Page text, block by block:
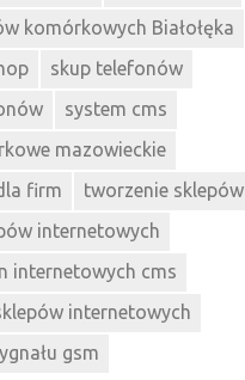
komórkowych Białołęka
skup telefonów
system cms
mazowieckie
firm
tworzenie sklepów
internetowych
internetowych cms
internetowych
gsm